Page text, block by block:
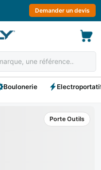
Demander un devis
Boulonerie
Porte Outils